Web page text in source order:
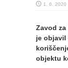
1. 6. 2020
Zavod
je objavil
objektu